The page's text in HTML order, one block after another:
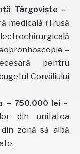
Târgoviște –
medicală (Trusă
–
pentru
Consiliului
– 750.000 lei –
din unitatea
zonă să aibă